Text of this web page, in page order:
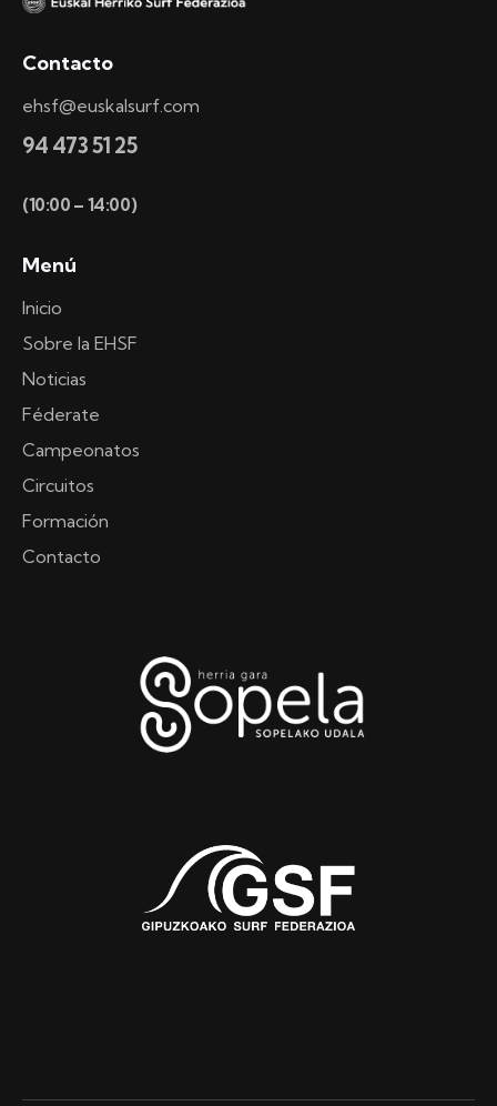
Contacto
ehsf@euskalsurf.com
94 473 51 25
(10:00 – 14:00)
Menú
Inicio
Sobre la EHSF
Noticias
Féderate
Campeonatos
Circuitos
Formación
Contacto